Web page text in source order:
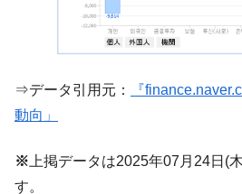
中国だけが鉄鋼輸出
『Money1』
韓国製造業「半導体
種は全般的「不調」⇒ PSIが示す現
ン』1人当たり賠償10万ウォンを
『Money1』
⇒データ引用元：
『
動向」
※ 上掲データは2025年07月24日(
す。